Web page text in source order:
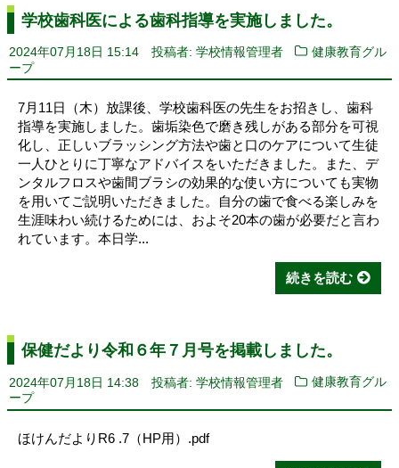
学校歯科医による歯科指導を実施しました。
2024年07月18日 15:14 投稿者: 学校情報管理者
健康教育グル
ープ
7月11日（木）放課後、学校歯科医の先生をお招きし、歯科
指導を実施しました。歯垢染色で磨き残しがある部分を可視
化し、正しいブラッシング方法や歯と口のケアについて生徒
一人ひとりに丁寧なアドバイスをいただきました。また、デ
ンタルフロスや歯間ブラシの効果的な使い方についても実物
を用いてご説明いただきました。自分の歯で食べる楽しみを
生涯味わい続けるためには、およそ20本の歯が必要だと言わ
れています。本日学...
続きを読む
保健だより令和６年７月号を掲載しました。
2024年07月18日 14:38 投稿者: 学校情報管理者
健康教育グル
ープ
ほけんだよりR6 .7（HP用）.pdf